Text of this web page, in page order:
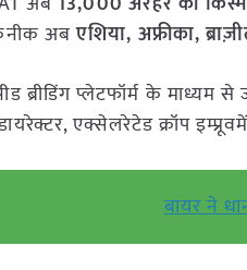
अबएशिया, अफ्रीका,
ब्रीडिंग प्लेटफॉर्म के
डायरेक्टर, एक्सेलरेटेड क्रॉप
बायर ने